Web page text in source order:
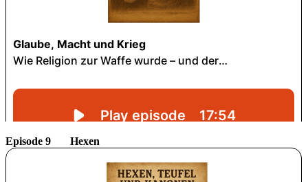
Episode 9 Hexen